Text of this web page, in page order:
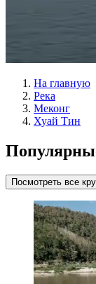
На главную
Река
Меконг
Хуай Тин
Посмотреть все